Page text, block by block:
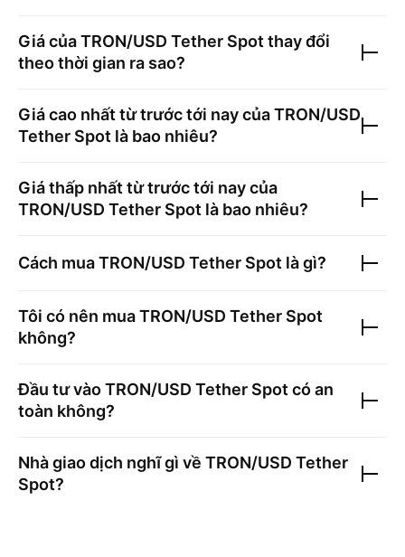
Giá củaTRON/USD Tether Spot thay đổi
theo thời gian ra sao?
Giá cao nhất từ trước tới nay củaTRON/USD
Tether Spot là bao nhiêu?
Giá thấp nhất từ trước tới nay của
TRON/USD Tether Spot là bao nhiêu?
Cách muaTRON/USD Tether Spot là gì?
Tôi có nên muaTRON/USD Tether Spot
không?
Đầu tư vàoTRON/USD Tether Spot có an
toàn không?
Nhà giao dịch nghĩ gì về TRON/USD Tether
Spot?